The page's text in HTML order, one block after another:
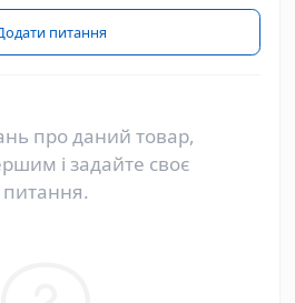
питання
про даний товар,
і задайте своє
питання.